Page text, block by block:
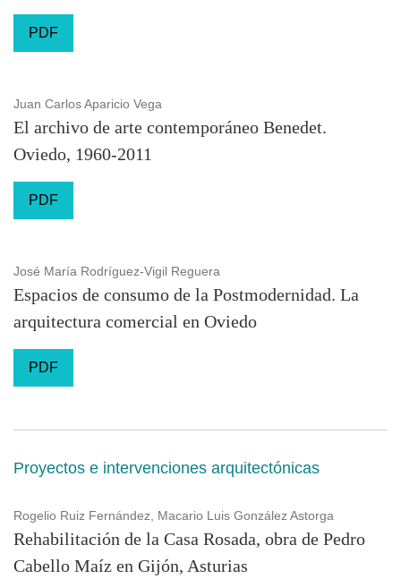
PDF
Juan Carlos Aparicio Vega
El archivo de arte contemporáneo Benedet.
Oviedo, 1960-2011
PDF
José María Rodríguez-Vigil Reguera
Espacios de consumo de la Postmodernidad. La
arquitectura comercial en Oviedo
PDF
Proyectos e intervenciones arquitectónicas
Rogelio Ruiz Fernández, Macario Luis González Astorga
Rehabilitación de la Casa Rosada, obra de Pedro
Cabello Maíz en Gijón, Asturias